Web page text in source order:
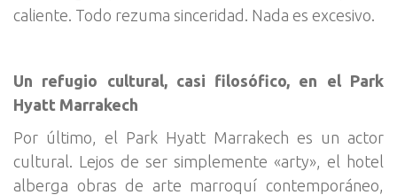
caliente. Todo rezuma sinceridad. Nada es excesivo.
Un refugio cultural, casi filosófico, en el Park
Hyatt Marrakech
Por último, el Park Hyatt Marrakech es un actor
cultural. Lejos de ser simplemente «arty», el hotel
alberga obras de arte marroquí contemporáneo,